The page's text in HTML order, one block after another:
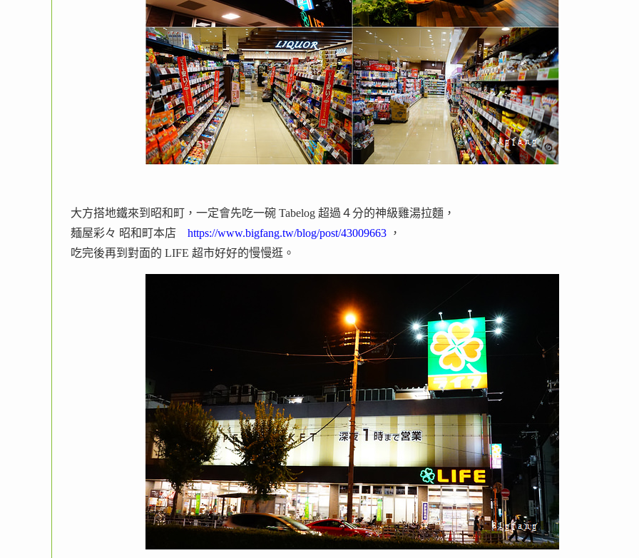
大方搭地鐵來到昭和町，一定會先吃一碗 Tabelog 超過４分的神級雞湯拉麵，
麺屋彩々 昭和町本店 https://www.bigfang.tw/blog/post/43009663 ，
吃完後再到對面的 LIFE 超市好好的慢慢逛。